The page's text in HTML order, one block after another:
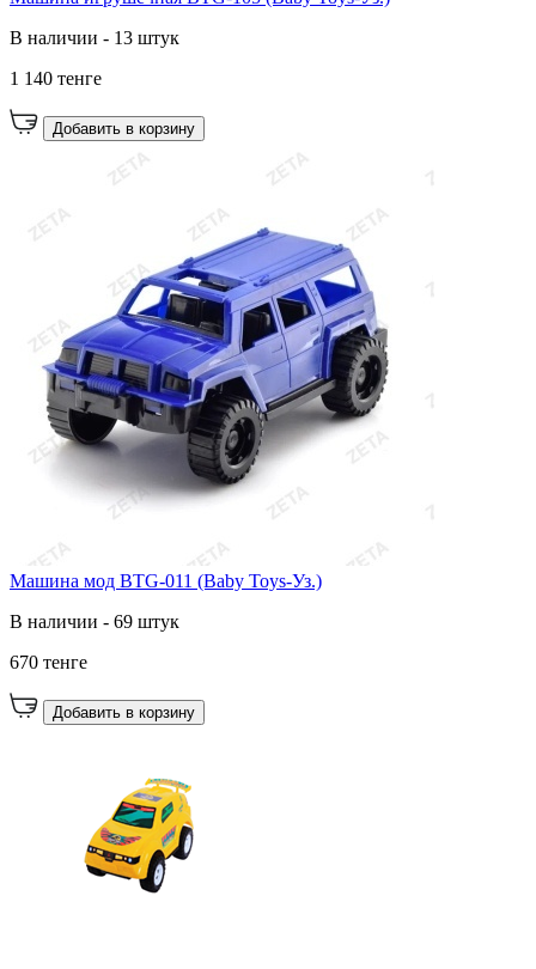
В наличии - 13 штук
1 140 тенге
Добавить в корзину
Машина мод BTG-011 (Baby Toys-Уз.)
В наличии - 69 штук
670 тенге
Добавить в корзину